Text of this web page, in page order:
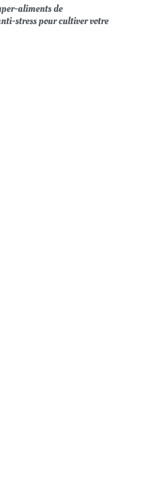
aliments de
stress pour cultiver votre